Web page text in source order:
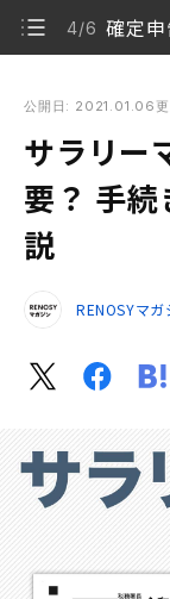
4/6 確定
説
1/6 サラリーマ
2/6 確定申告に
4/6 確定申告の
5/6 サラリー
6/6 申請漏れが
公開日: 2021.01.06
サラリー
要？ 手
説
RENOSYマ